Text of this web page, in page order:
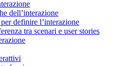
dell’interazione
definire l’interazione
tra scenari e user stories